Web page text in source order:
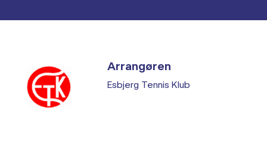
Arrangøren
Esbjerg Tennis Klub